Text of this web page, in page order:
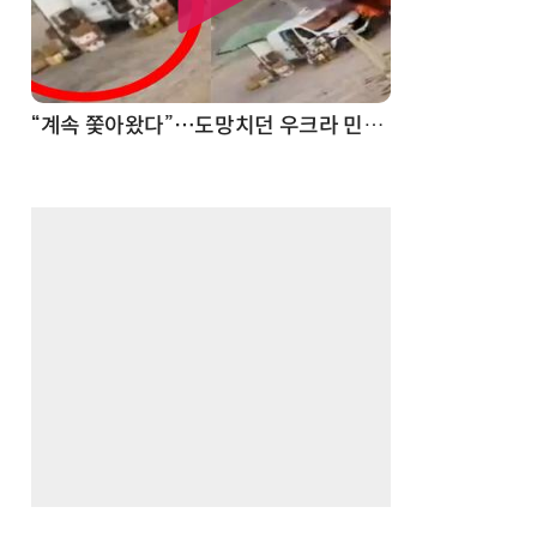
“계속 쫓아왔다”…도망치던 우크라 민간인 공격한 러 자폭 드론